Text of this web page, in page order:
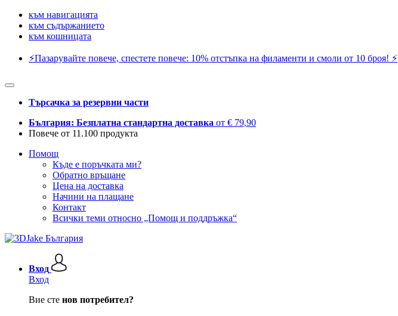
към навигацията
към съдържанието
към кошницата
⚡️Пазарувайте повече, спестете повече: 10% отстъпка на филаменти и смоли от 10 броя! ⚡️
Търсачка за резервни части
България: Безплатна стандартна доставка от € 79,90
Повече от 11.100 продукта
Помощ
Къде е поръчката ми?
Обратно връщане
Цена на доставка
Начини на плащане
Контакт
Всички теми относно „Помощ и поддръжка“
Вход
Вход
Вие сте нов потребител?